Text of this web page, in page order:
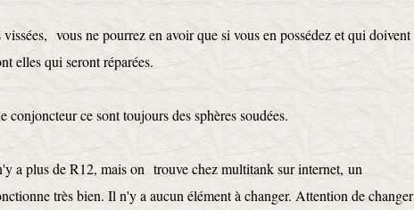
vissées, vous ne pourrez en avoir que si vous en possédez et qui doivent
elles qui seront réparées.
conjoncteur ce sont toujours des sphères soudées.
a plus de R12, mais on trouve chez multitank sur internet, un
très bien. Il n'y a aucun élément à changer. Attention de changer